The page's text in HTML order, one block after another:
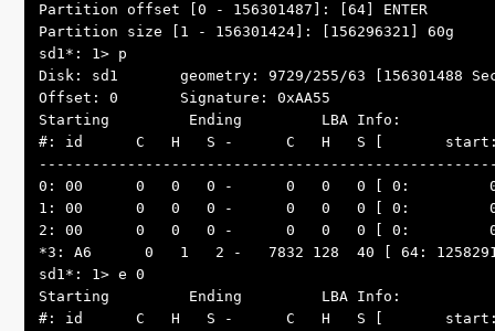
Partition offset [0 - 156301487]: [64] ENTER
Partition size [1 - 156301424]: [156296321] 60g
sd1*: 1> p
Disk: sd1       geometry: 9729/255/63 [156301488
Offset: 0       Signature: 0xAA55
Starting         Ending         LBA Info:
#: id      C   H   S -      C   H   S [
0: 00      0   0   0 -      0   0   0 [ 0:         0 ]
1: 00      0   0   0 -      0   0   0 [ 0:         0 ]
2: 00      0   0   0 -      0   0   0 [ 0:         0 ]
*3: A6      0   1   2 -   7832 128  40 [ 64:
sd1*: 1> e 0
Starting         Ending         LBA Info:
#: id      C   H   S -      C   H   S [